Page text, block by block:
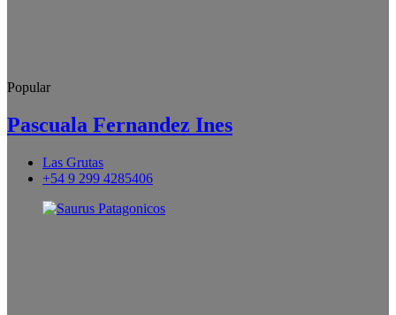
Popular
Pascuala Fernandez Ines
Las Grutas
+54 9 299 4285406